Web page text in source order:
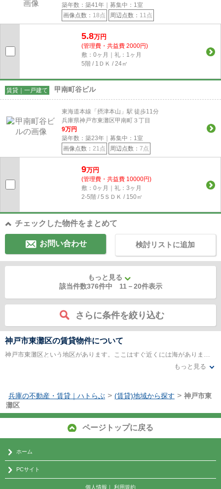
築年数：築41年｜募集中： 1室
画像点数： 18点 周辺点数： 11点
5.8万円
(管理費・共益費 2000円)
敷：0ヶ月｜礼：1ヶ月
5階 / 1ＤＫ / 24㎡
賃貸｜一戸建て 甲南町谷ビル
東海道本線「摂津本山」駅 徒歩11分
兵庫県神戸市東灘区甲南町３丁目
9万円
築年数：築23年｜募集中： 1室
画像点数： 21点 周辺点数： 7点
9万円
(管理費・共益費 10000円)
敷：0ヶ月｜礼：3ヶ月
2-5階 / 5ＳＤＫ / 150㎡
チェックした物件をまとめて
お問い合わせ 検討リストに追加
もっと見る
該当件数376件中 11 －20件表示
さらに条件を絞り込む
神戸市東灘区の賃貸物件について
神戸市東灘区という地区があります。ここはすぐ近くには海がありまして、景色も最高の地域となっています。海のかおりも漂うところですし、自然もあり、とても快適に過ごすことができる地域であると言えます。このエリアですと、路線も充実しておりますし、さらには近くには飛行場もあります。ですから、遠方に出かける際にもとても利便性の良い暮らしやすい環境であると言えます。神戸市東灘区周辺には多くの賃貸物件もあります。
この地域にあります賃貸物件ですが、マンションタイプのものもありますし、アパートタイプのものもあります。どちらも新しいところもあれば、それなりに築年数が経っているところもあります。新築の物件であったとしても、とてもリーズナブルな価格で家賃設定されているところが多いです。マンションであっても、3万円程度の家賃で、満足できるつくりの家に住むことができるのです。グルメの街でもありますし、魅力的な暮らしができます。
もっと見る
兵庫の不動産・賃貸｜ハトらぶ > (賃貸)地域から探す > 神戸市東
灘区
ページトップに戻る
ホーム
PCサイト
個人情報 ｜ 利用規約